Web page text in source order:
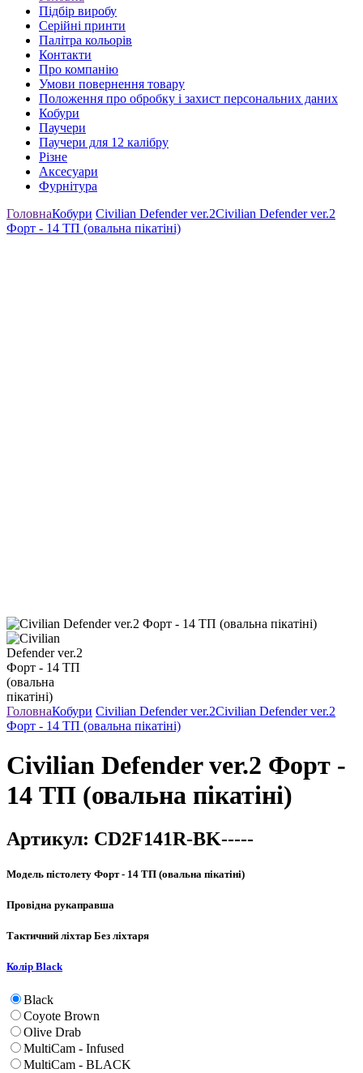
Підбір виробу
Серійні принти
Палітра кольорів
Контакти
Про компанію
Умови повернення товару
Положення про обробку і захист персональних даних
Кобури
Паучери
Паучери для 12 калібру
Різне
Аксесуари
Фурнітура
ГоловнаКобури Civilian Defender ver.2Civilian Defender ver.2
Форт - 14 ТП (овальна пікатіні)
ГоловнаКобури Civilian Defender ver.2Civilian Defender ver.2
Форт - 14 ТП (овальна пікатіні)
Civilian Defender ver.2 Форт -
14 ТП (овальна пікатіні)
Артикул: CD2F141R-BK-----
Модель пістолету Форт - 14 ТП (овальна пікатіні)
Провідна рукаправша
Тактичний ліхтар Без ліхтаря
Колір Black
Black
Coyote Brown
Olive Drab
MultiCam - Infused
MultiCam - BLACK